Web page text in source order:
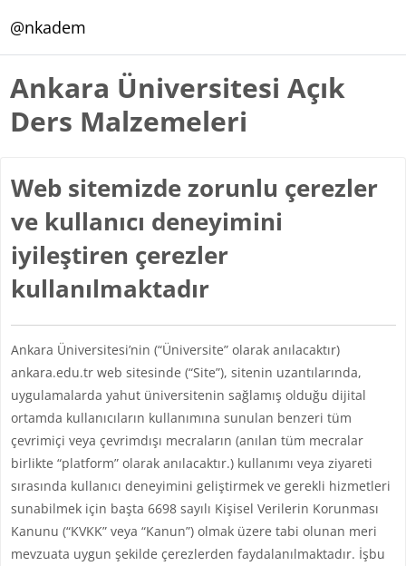
@nkadem
Ankara Üniversitesi Açık
Ders Malzemeleri
Web sitemizde zorunlu çerezler
ve kullanıcı deneyimini
iyileştiren çerezler
kullanılmaktadır
Ankara Üniversitesi’nin (“Üniversite” olarak anılacaktır)
ankara.edu.tr web sitesinde (“Site”), sitenin uzantılarında,
uygulamalarda yahut üniversitenin sağlamış olduğu dijital
ortamda kullanıcıların kullanımına sunulan benzeri tüm
çevrimiçi veya çevrimdışı mecraların (anılan tüm mecralar
birlikte “platform” olarak anılacaktır.) kullanımı veya ziyareti
sırasında kullanıcı deneyimini geliştirmek ve gerekli hizmetleri
sunabilmek için başta 6698 sayılı Kişisel Verilerin Korunması
Kanunu (“KVKK” veya “Kanun”) olmak üzere tabi olunan meri
mevzuata uygun şekilde çerezlerden faydalanılmaktadır. İşbu